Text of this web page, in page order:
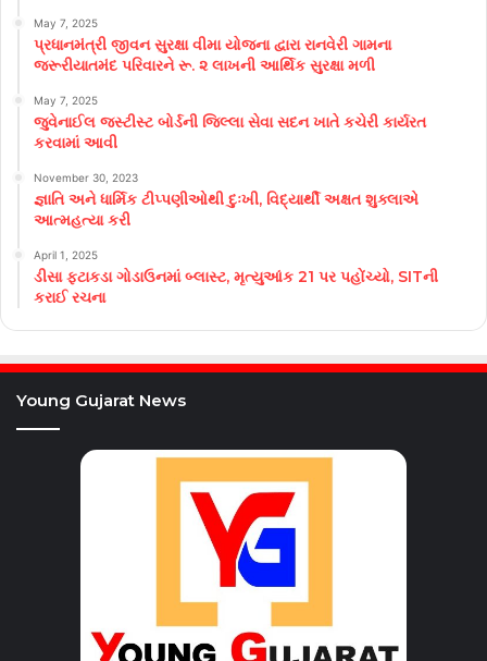
May 7, 2025
પ્રધાનમંત્રી જીવન સુરક્ષા વીમા યોજના દ્વારા રાનવેરી ગામના
જરૂરીયાતમંદ પરિવારને રૂ. ૨ લાખની આર્થિક સુરક્ષા મળી
May 7, 2025
જુવેનાઈલ જસ્ટીસ્ટ બોર્ડની જિલ્લા સેવા સદન ખાતે કચેરી કાર્યરત
કરવામાં આવી
November 30, 2023
જ્ઞાતિ અને ધાર્મિક ટીપ્પણીઓથી દુઃખી, વિદ્યાર્થી અક્ષત શુક્લાએ
આત્મહત્યા કરી
April 1, 2025
ડીસા ફટાકડા ગોડાઉનમાં બ્લાસ્ટ, મૃત્યુઆંક 21 પર પહોંચ્યો, SITની
કરાઈ રચના
Young Gujarat News